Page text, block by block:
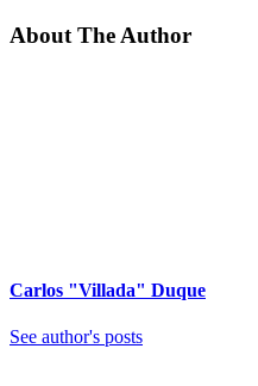
About The Author
Carlos "Villada" Duque
See author's posts